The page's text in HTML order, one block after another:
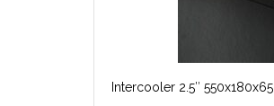
Intercooler 2.5″ 550x180x65